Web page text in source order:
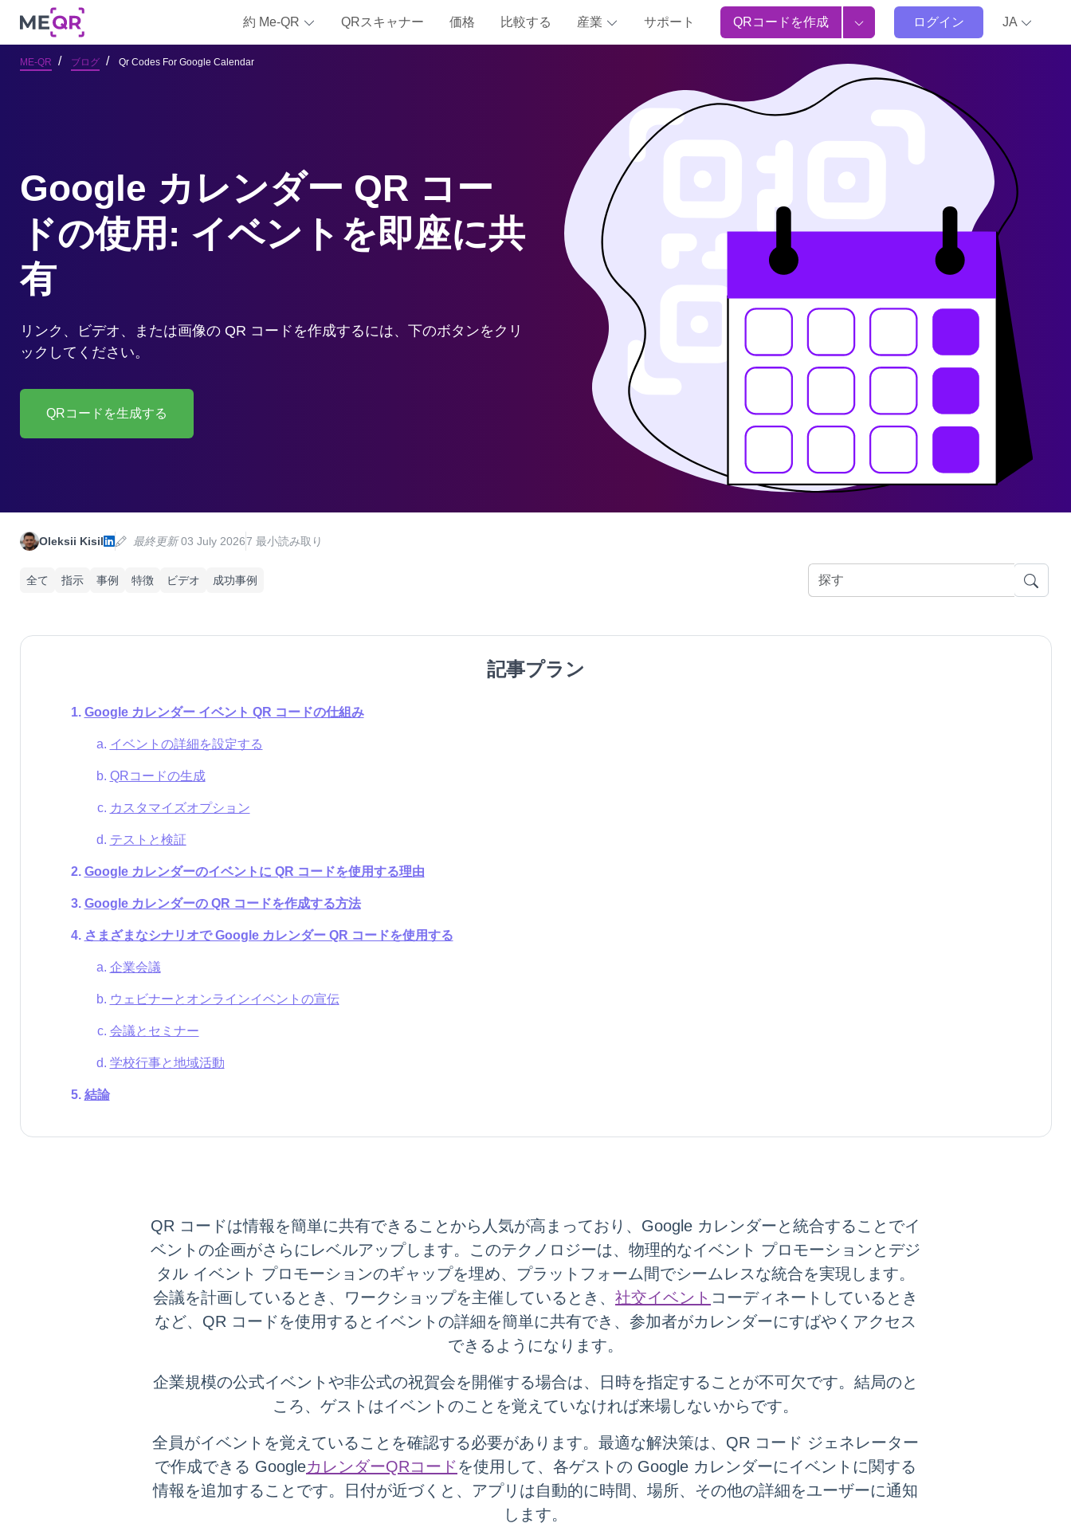
約 Me-QR QRスキャナー 価格 比較する 産業 サポート QRコードを作成 ログイン JA
ME-QR ブログ Qr Codes For Google Calendar
Google カレンダー QR コー
ドの使用: イベントを即座に共
有
リンク、ビデオ、または画像の QR コードを作成するには、下のボタンをクリ
ックしてください。
QRコードを生成する
Oleksii Kisil 最終更新03 July 20267 最小読み取り
全て 指示 事例 特徴 ビデオ 成功事例
記事プラン
Google カレンダー イベント QR コードの仕組み
イベントの詳細を設定する
QRコードの生成
カスタマイズオプション
テストと検証
Google カレンダーのイベントに QR コードを使用する理由
Google カレンダーの QR コードを作成する方法
さまざまなシナリオで Google カレンダー QR コードを使用する
企業会議
ウェビナーとオンラインイベントの宣伝
会議とセミナー
学校行事と地域活動
結論
QR コードは情報を簡単に共有できることから人気が高まっており、Google カレンダーと統合することでイ
ベントの企画がさらにレベルアップします。このテクノロジーは、物理的なイベント プロモーションとデジ
タル イベント プロモーションのギャップを埋め、プラットフォーム間でシームレスな統合を実現します。
会議を計画しているとき、ワークショップを主催しているとき、 社交イベント コーディネートしているとき
など、QR コードを使用するとイベントの詳細を簡単に共有でき、参加者がカレンダーにすばやくアクセス
できるようになります。
企業規模の公式イベントや非公式の祝賀会を開催する場合は、日時を指定することが不可欠です。結局のと
ころ、ゲストはイベントのことを覚えていなければ来場しないからです。
全員がイベントを覚えていることを確認する必要があります。最適な解決策は、QR コード ジェネレーター
で作成できる GoogleカレンダーQRコードを使用して、各ゲストの Google カレンダーにイベントに関する
情報を追加することです。日付が近づくと、アプリは自動的に時間、場所、その他の詳細をユーザーに通知
します。